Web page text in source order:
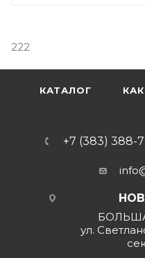
222
КАТАЛОГ
+7 (383) 388-
ул.